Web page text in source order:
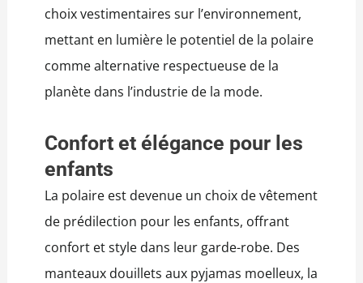
choix vestimentaires sur l’environnement,
mettant en lumière le potentiel de la polaire
comme alternative respectueuse de la
planète dans l’industrie de la mode.
Confort et élégance pour les
enfants
La polaire est devenue un choix de vêtement
de prédilection pour les enfants, offrant
confort et style dans leur garde-robe. Des
manteaux douillets aux pyjamas moelleux, la